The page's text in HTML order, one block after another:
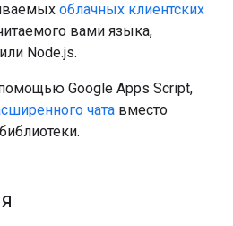
облачных клиентских
вами языка,
Node.js.
Google Apps Script,
чата вместо